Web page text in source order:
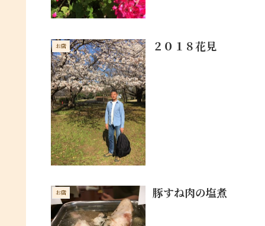
お店 ２０１８花見
お店 豚すね肉の塩煮